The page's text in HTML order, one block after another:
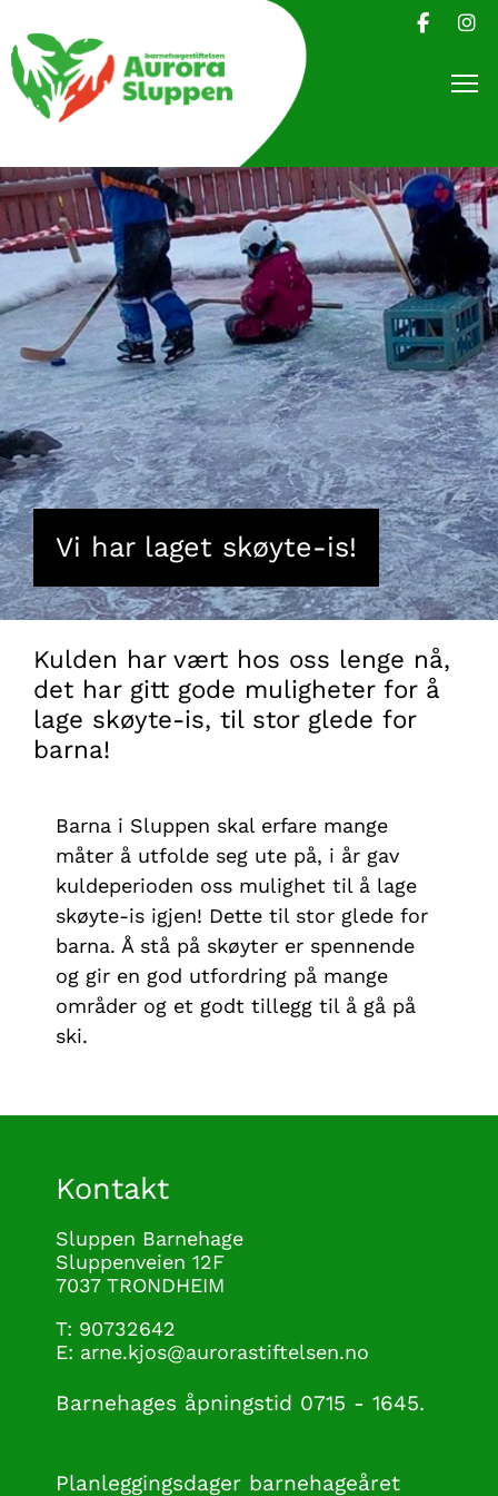
PLANER
FOKUSOMRÅDER
Søke barnehageplass
Kontakt
Mine sider
Vi har laget skøyte-is!
Kulden har vært hos oss lenge nå,
det har gitt gode muligheter for å
lage skøyte-is, til stor glede for
barna!
Barna i Sluppen skal erfare mange
måter å utfolde seg ute på, i år gav
kuldeperioden oss mulighet til å lage
skøyte-is igjen! Dette til stor glede for
barna. Å stå på skøyter er spennende
og gir en god utfordring på mange
områder og et godt tillegg til å gå på
ski.
Kontakt
Sluppen Barnehage
Sluppenveien 12F
7037 TRONDHEIM
T: 90732642
E: arne.kjos@aurorastiftelsen.no
Barnehages åpningstid 0715 - 1645.
Planleggingsdager barnehageåret